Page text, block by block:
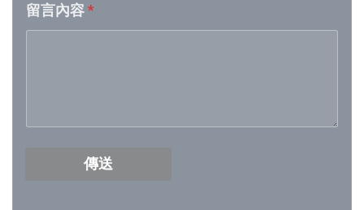
Week 18│2026-5-2
留言內容*
傳送